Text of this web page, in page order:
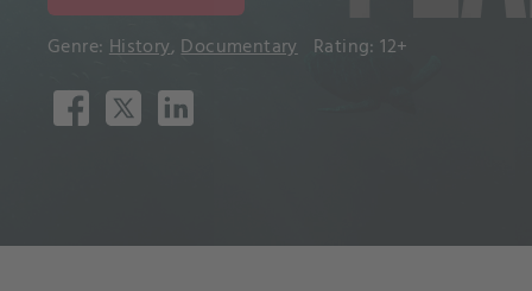
Genre: History,Documentary Rating: 12+